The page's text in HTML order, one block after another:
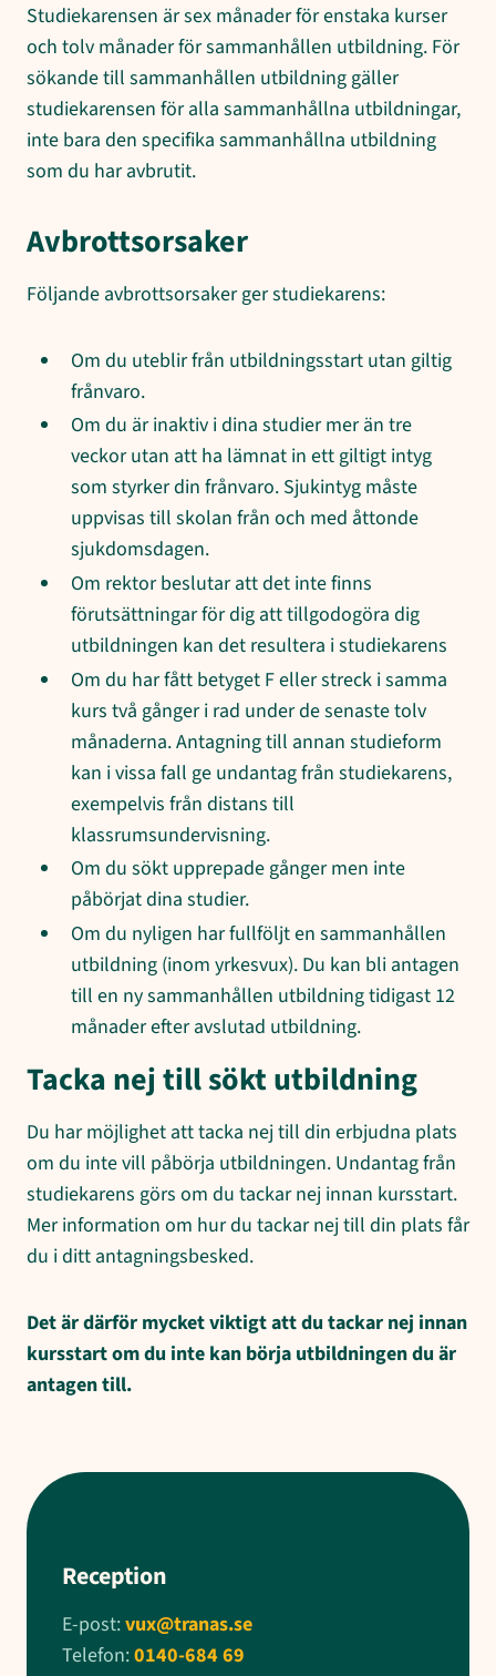
Studiekarensen är sex månader för enstaka kurser
och tolv månader för sammanhållen utbildning. För
sökande till sammanhållen utbildning gäller
studiekarensen för alla sammanhållna utbildningar,
inte bara den specifika sammanhållna utbildning
som du har avbrutit.
Avbrottsorsaker
Följande avbrottsorsaker ger studiekarens:
Om du uteblir från utbildningsstart utan giltig
frånvaro.
Om du är inaktiv i dina studier mer än tre
veckor utan att ha lämnat in ett giltigt intyg
som styrker din frånvaro. Sjukintyg måste
uppvisas till skolan från och med åttonde
sjukdomsdagen.
Om rektor beslutar att det inte finns
förutsättningar för dig att tillgodogöra dig
utbildningen kan det resultera i studiekarens
Om du har fått betyget F eller streck i samma
kurs två gånger i rad under de senaste tolv
månaderna. Antagning till annan studieform
kan i vissa fall ge undantag från studiekarens,
exempelvis från distans till
klassrumsundervisning.
Om du sökt upprepade gånger men inte
påbörjat dina studier.
Om du nyligen har fullföljt en sammanhållen
utbildning (inom yrkesvux). Du kan bli antagen
till en ny sammanhållen utbildning tidigast 12
månader efter avslutad utbildning.
Tacka nej till sökt utbildning
Du har möjlighet att tacka nej till din erbjudna plats
om du inte vill påbörja utbildningen. Undantag från
studiekarens görs om du tackar nej innan kursstart.
Mer information om hur du tackar nej till din plats får
du i ditt antagningsbesked.
Det är därför mycket viktigt att du tackar nej innan
kursstart om du inte kan börja utbildningen du är
antagen till.
Reception
E-post:vux@tranas.se
Telefon:0140-684 69